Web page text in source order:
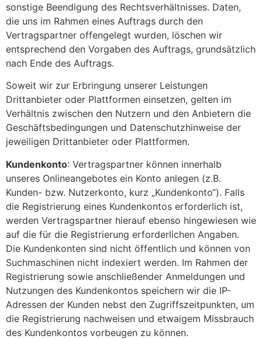
sonstige Beendigung des Rechtsverhältnisses. Daten,
die uns im Rahmen eines Auftrags durch den
Vertragspartner offengelegt wurden, löschen wir
entsprechend den Vorgaben des Auftrags, grundsätzlich
nach Ende des Auftrags.
Soweit wir zur Erbringung unserer Leistungen
Drittanbieter oder Plattformen einsetzen, gelten im
Verhältnis zwischen den Nutzern und den Anbietern die
Geschäftsbedingungen und Datenschutzhinweise der
jeweiligen Drittanbieter oder Plattformen.
Kundenkonto: Vertragspartner können innerhalb
unseres Onlineangebotes ein Konto anlegen (z.B.
Kunden- bzw. Nutzerkonto, kurz „Kundenkonto“). Falls
die Registrierung eines Kundenkontos erforderlich ist,
werden Vertragspartner hierauf ebenso hingewiesen wie
auf die für die Registrierung erforderlichen Angaben.
Die Kundenkonten sind nicht öffentlich und können von
Suchmaschinen nicht indexiert werden. Im Rahmen der
Registrierung sowie anschließender Anmeldungen und
Nutzungen des Kundenkontos speichern wir die IP-
Adressen der Kunden nebst den Zugriffszeitpunkten, um
die Registrierung nachweisen und etwaigem Missbrauch
des Kundenkontos vorbeugen zu können.